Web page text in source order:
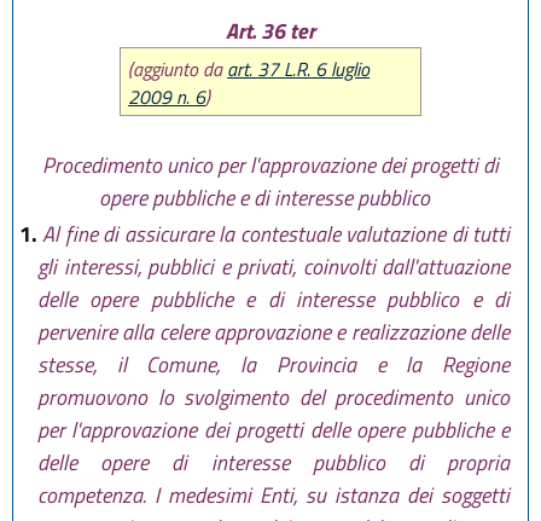
Art. 36 ter
(aggiunto daart. 37 L.R. 6 luglio
2009 n. 6)
Procedimento unico per l'approvazione dei progetti di
opere pubbliche e di interesse pubblico
1. Al fine di assicurare la contestuale valutazione di tutti
gli interessi, pubblici e privati, coinvolti dall'attuazione
delle opere pubbliche e di interesse pubblico e di
pervenire alla celere approvazione e realizzazione delle
stesse, il Comune, la Provincia e la Regione
promuovono lo svolgimento del procedimento unico
per l'approvazione dei progetti delle opere pubbliche e
delle opere di interesse pubblico di propria
competenza. I medesimi Enti, su istanza dei soggetti